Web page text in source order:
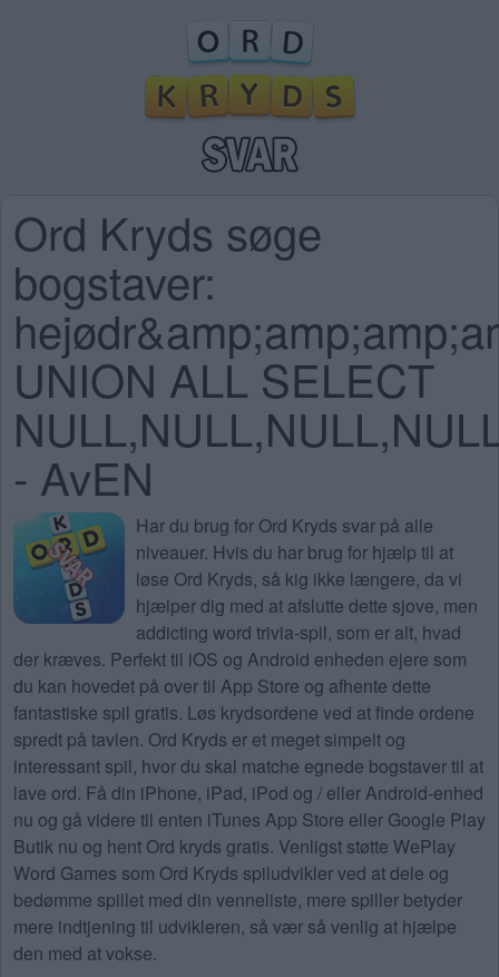
Ord Kryds søge
bogstaver:
UNION ALL SELECT
- AvEN
Har du brug for Ord Kryds svar på alle
niveauer. Hvis du har brug for hjælp til at
løse Ord Kryds, så kig ikke længere, da vi
hjælper dig med at afslutte dette sjove, men
addicting word trivia-spil, som er alt, hvad
der kræves. Perfekt til iOS og Android enheden ejere som
du kan hovedet på over til App Store og afhente dette
fantastiske spil gratis. Løs krydsordene ved at finde ordene
spredt på tavlen. Ord Kryds er et meget simpelt og
interessant spil, hvor du skal matche egnede bogstaver til at
lave ord. Få din iPhone, iPad, iPod og / eller Android-enhed
nu og gå videre til enten iTunes App Store eller Google Play
Butik nu og hent Ord kryds gratis. Venligst støtte WePlay
Word Games som Ord Kryds spiludvikler ved at dele og
bedømme spillet med din venneliste, mere spiller betyder
mere indtjening til udvikleren, så vær så venlig at hjælpe
den med at vokse.